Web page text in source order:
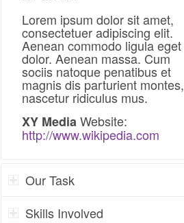
Lorem ipsum dolor sit amet,
consectetuer adipiscing elit.
Aenean commodo ligula eget
dolor. Aenean massa. Cum
sociis natoque penatibus et
magnis dis parturient montes,
nascetur ridiculus mus.
XY MediaWebsite:
http://www.wikipedia.com
Our Task
Skills Involved